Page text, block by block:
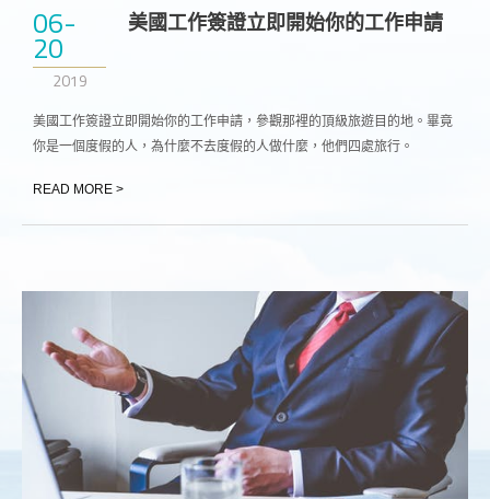
06-
20
2019
美國工作簽證立即開始你的工作申請
美國工作簽證立即開始你的工作申請，參觀那裡的頂級旅遊目的地。畢竟
你是一個度假的人，為什麼不去度假的人做什麼，他們四處旅行。
READ MORE >